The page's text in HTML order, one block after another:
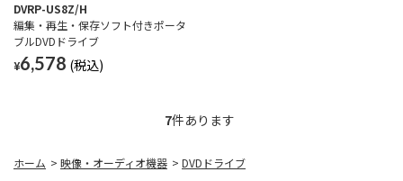
DVRP-US8Z/H
編集・再生・保存ソフト付きポータ
ブルDVDドライブ
¥6,578
7件あります
ホーム > 映像・オーディオ機器 > DVDドライブ